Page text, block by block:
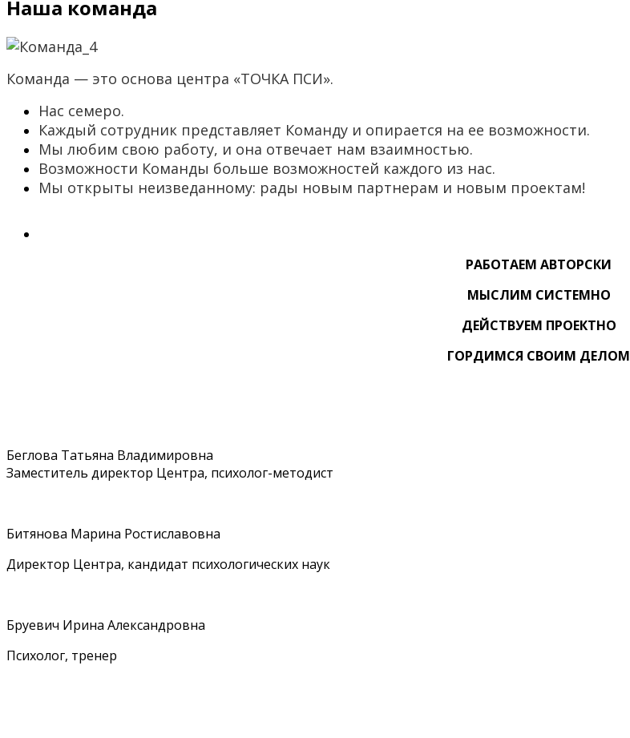
Наша команда
Команда — это основа центра «ТОЧКА ПСИ».
Нас семеро.
Каждый сотрудник представляет Команду и опирается на ее возможности.
Мы любим свою работу, и она отвечает нам взаимностью.
Возможности Команды больше возможностей каждого из нас.
Мы открыты неизведанному: рады новым партнерам и новым проектам!
РАБОТАЕМ АВТОРСКИ
МЫСЛИМ СИСТЕМНО
ДЕЙСТВУЕМ ПРОЕКТНО
ГОРДИМСЯ СВОИМ ДЕЛОМ
Беглова Татьяна Владимировна
Заместитель директор Центра, психолог-методист
Битянова Марина Ростиславовна
Директор Центра, кандидат психологических наук
Бруевич Ирина Александровна
Психолог, тренер